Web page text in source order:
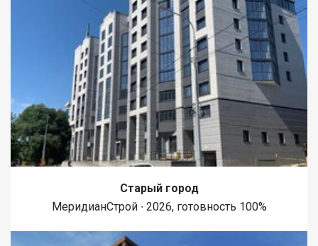
Старый город
МеридианСтрой ∙ 2026, готовность 100%